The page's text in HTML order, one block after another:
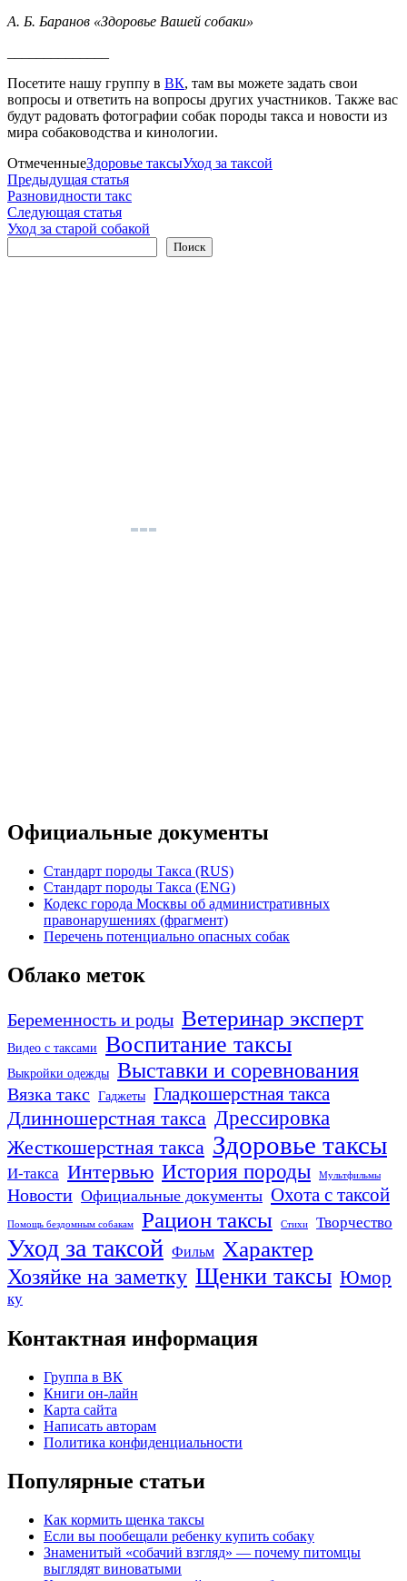
А. Б. Баранов «Здоровье Вашей собаки»
Посетите нашу группу в ВК, там вы можете задать свои
вопросы и ответить на вопросы других участников. Также вас
будут радовать фотографии собак породы такса и новости из
мира собаководства и кинологии.
ОтмеченныеЗдоровье таксыУход за таксой
Навигация
по
записям
Предыдущая статьяПредыдущая
статья:
Разновидности такс
Следующая статьяСледующая
статья:
Уход за старой собакой
Поиск
Официальные документы
Стандарт породы Такса (RUS)
Стандарт породы Такса (ENG)
Кодекс города Москвы об административных
правонарушениях (фрагмент)
Перечень потенциально опасных собак
Облако меток
Беременность и роды Ветеринар эксперт
Видео с таксами Воспитание таксы
Выкройки одежды Выставки и соревнования
Вязка такс Гаджеты Гладкошерстная такса
Длинношерстная такса Дрессировка
Жесткошерстная такса Здоровье таксы
И-такса Интервью История породы Мультфильмы
Новости Официальные документы Охота с таксой
Помощь бездомным собакам Рацион таксы Стихи Творчество
Уход за таксой Фильм Характер
Хозяйке на заметку Щенки таксы Юмор
ку
Контактная информация
Группа в ВК
Книги он-лайн
Карта сайта
Написать авторам
Политика конфиденциальности
Популярные статьи
Как кормить щенка таксы
Если вы пообещали ребенку купить собаку
Знаменитый «собачий взгляд» — почему питомцы
выглядят виноватыми